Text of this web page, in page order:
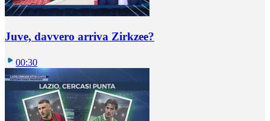
Juve, davvero arriva Zirkzee?
00:30